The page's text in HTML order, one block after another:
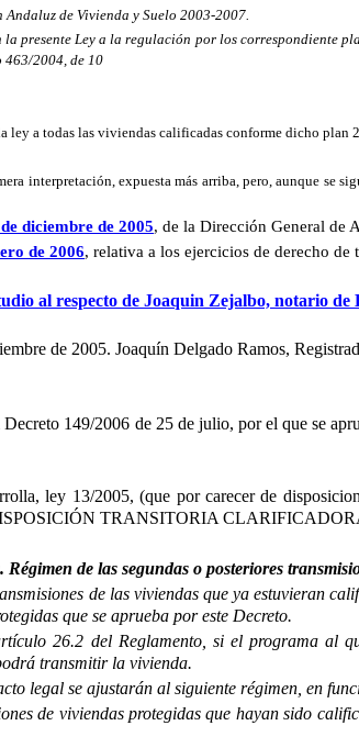
Andaluz de Vivienda y Suelo 2003-2007.
la presente Ley a la regulación por los correspondiente
2004, de 10
ley a todas las viviendas calificadas conforme dicho
interpretación, expuesta más arriba, pero, aunque se
diciembre de 2005, de la Dirección General de
de 2006, relativa a los ejercicios de derecho de
al respecto de Joaquin Zejalbo, notario de
de 2005. Joaquín Delgado Ramos,
149/2006 de 25 de julio, por el que se
ley 13/2005, (que por carecer de
TRANSITORIA
de las segundas o posteriores
de las viviendas que ya estuvieran
que se aprueba por este Decreto.
26.2 del Reglamento, si el programa al
transmitir la vivienda.
legal se ajustarán al siguiente régimen, en
de viviendas protegidas que hayan sido